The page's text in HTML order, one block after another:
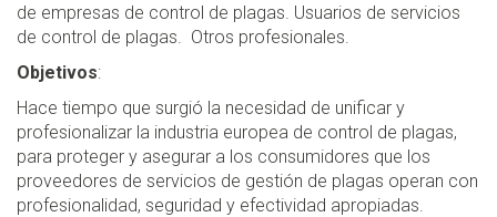
de empresas de control de plagas. Usuarios de servicios
de control de plagas. Otros profesionales.
Objetivos:
Hace tiempo que surgió la necesidad de unificar y
profesionalizar la industria europea de control de plagas,
para proteger y asegurar a los consumidores que los
proveedores de servicios de gestión de plagas operan con
profesionalidad, seguridad y efectividad apropiadas.